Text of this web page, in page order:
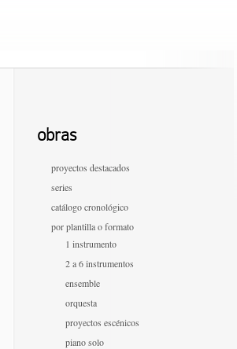
obras
proyectos destacados
series
catálogo cronológico
por plantilla o formato
1 instrumento
2 a 6 instrumentos
ensemble
orquesta
proyectos escénicos
piano solo